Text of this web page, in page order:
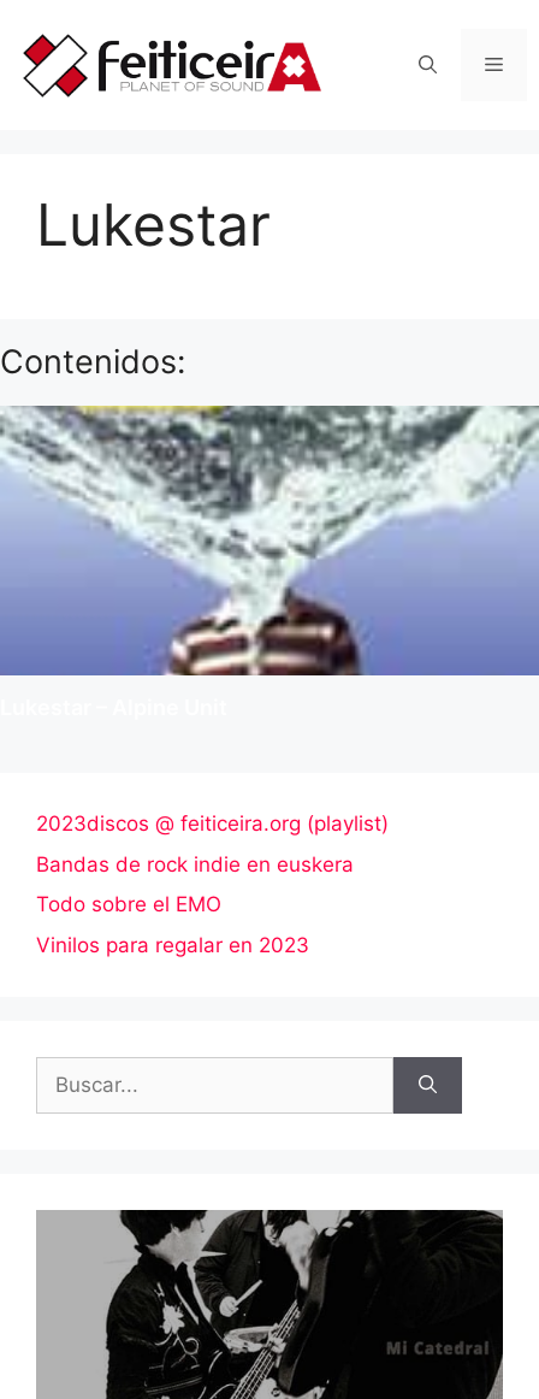
contenido
Lukestar
Contenidos:
2023discos @ feiticeira.org (playlist)
Bandas de rock indie en euskera
Todo sobre el EMO
Vinilos para regalar en 2023